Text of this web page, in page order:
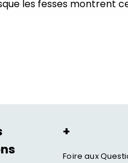
les fesses montrent
+
Foire aux